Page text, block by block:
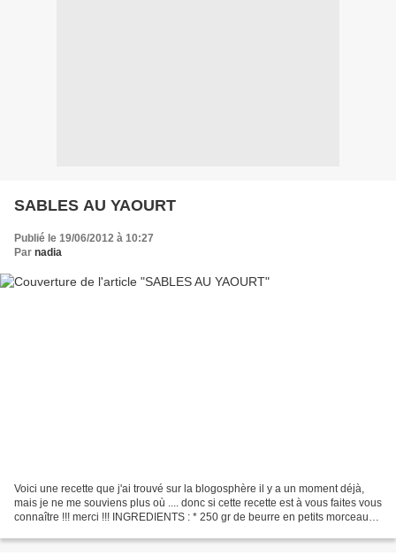
SABLES AU YAOURT
Publié le 19/06/2012 à 10:27
Par nadia
Voici une recette que j'ai trouvé sur la blogosphère il y a un moment déjà,
mais je ne me souviens plus où .... donc si cette recette est à vous faites vous
connaître !!! merci !!! INGREDIENTS : * 250 gr de beurre en petits morceaux *